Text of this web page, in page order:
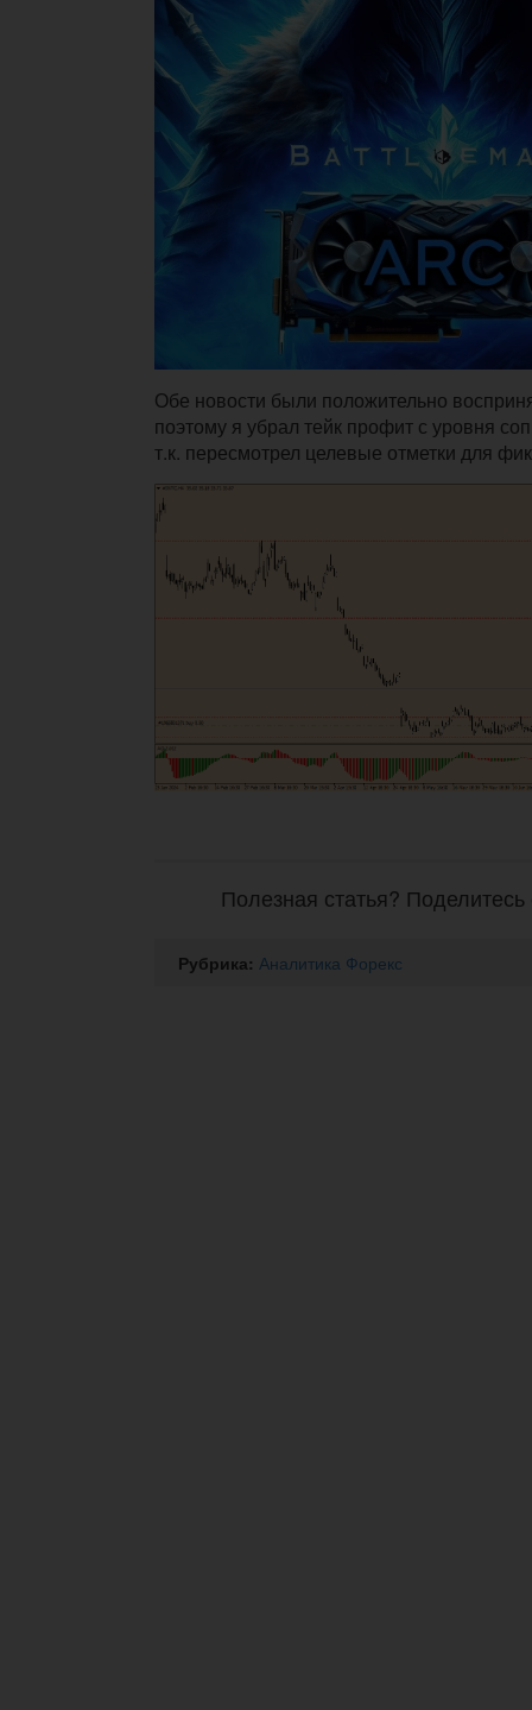
Обе новости были положительно
поэтому я убрал тейк профит с уровня
т.к. пересмотрел целевые отметки для
Полезная статья?
Рубрика: Аналитика Форекс